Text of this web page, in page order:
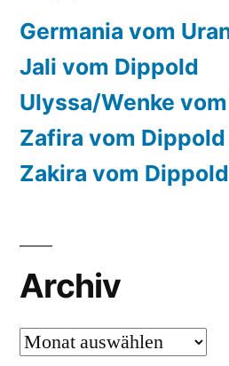
Germania vom
Jali vom Dippold
Ulyssa/Wenke
Zafira vom
Zakira vom Dippold
Archiv
Archiv